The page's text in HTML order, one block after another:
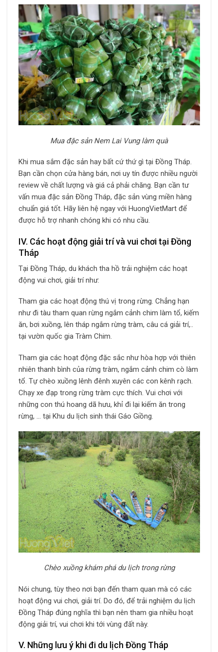
Mua đặc sản Nem Lai Vung làm quà
Khi mua sắm đặc sản hay bất cứ thứ gì tại Đồng Tháp.
Bạn cần chọn cửa hàng bán, nơi uy tín được nhiều người
review về chất lượng và giá cả phải chăng. Bạn cần tư
vấn mua đặc sản Đồng Tháp, đặc sản vùng miền hàng
chuẩn giá tốt. Hãy liên hệ ngay với HuongVietMart để
được hỗ trợ nhanh chóng khi có nhu cầu.
IV. Các hoạt động giải trí và vui chơi tại Đồng
Tháp
Tại Đồng Tháp, du khách tha hồ trải nghiệm các hoạt
động vui chơi, giải trí như:
Tham gia các hoạt động thú vị trong rừng. Chẳng hạn
như đi tàu tham quan rừng ngắm cảnh chim làm tổ, kiếm
ăn, bơi xuồng, lên tháp ngắm rừng tràm, câu cá giải trí,..
tại vườn quốc gia Tràm Chim.
Tham gia các hoạt động đặc sắc như hòa hợp với thiên
nhiên thanh bình của rừng tràm, ngắm cảnh chim cò làm
tổ. Tự chèo xuồng lênh đênh xuyên các con kênh rạch.
Chạy xe đạp trong rừng tràm cực thích. Vui chơi với
những con thú hoang dã hưu, khỉ đi lại kiếm ăn trong
rừng, … tại Khu du lịch sinh thái Gáo Giồng.
Chèo xuồng khám phá du lịch trong rừng
Nói chung, tùy theo nơi bạn đến tham quan mà có các
hoạt động vui chơi, giải trí. Do đó, để trải nghiệm du lịch
Đồng Tháp đúng nghĩa thì bạn nên tham gia nhiều hoạt
động giải trí, vui chơi khi tới vùng đất này.
V. Những lưu ý khi đi du lịch Đồng Tháp